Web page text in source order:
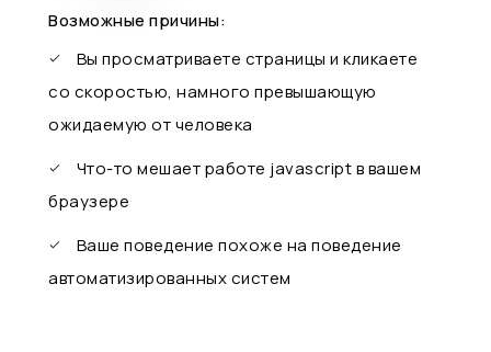
Возможные причины:
Вы просматриваете страницы и кликаете
со скоростью, намного превышающую
ожидаемую от человека
Что-то мешает работе javascript в вашем
браузере
Ваше поведение похоже на поведение
автоматизированных систем